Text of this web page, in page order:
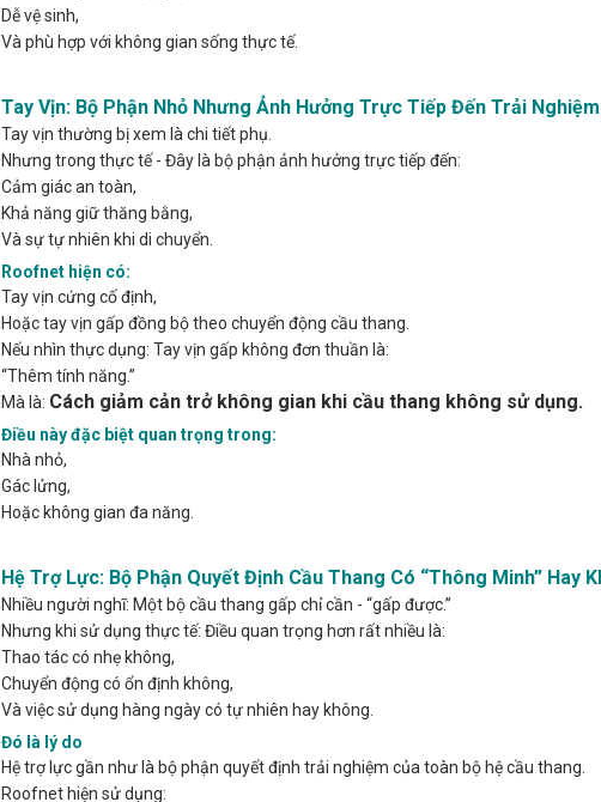
Dễ vệ sinh,
Và phù hợp với không gian sống thực tế.
Tay Vịn: Bộ Phận Nhỏ Nhưng Ảnh Hưởng Trực Tiếp Đến Trải
Tay vịn thường bị xem là chi tiết phụ.
Nhưng trong thực tế - Đây là bộ phận ảnh hưởng trực tiếp đến:
Cảm giác an toàn,
Khả năng giữ thăng bằng,
Và sự tự nhiên khi di chuyển.
Roofnet hiện có:
Tay vịn cứng cố định,
Hoặc tay vịn gấp đồng bộ theo chuyển động cầu thang.
Nếu nhìn thực dụng: Tay vịn gấp không đơn thuần là:
“Thêm tính năng.”
Mà là: Cách giảm cản trở không gian khi cầu thang không sử dụng.
Điều này đặc biệt quan trọng trong:
Nhà nhỏ,
Gác lửng,
Hoặc không gian đa năng.
Hệ Trợ Lực: Bộ Phận Quyết Định Cầu Thang Có “Thông Minh” Hay
Nhiều người nghĩ: Một bộ cầu thang gấp chỉ cần - “gấp được.”
Nhưng khi sử dụng thực tế: Điều quan trọng hơn rất nhiều là:
Thao tác có nhẹ không,
Chuyển động có ổn định không,
Và việc sử dụng hàng ngày có tự nhiên hay không.
Đó là lý do
Hệ trợ lực gần như là bộ phận quyết định trải nghiệm của toàn bộ hệ cầu thang.
Roofnet hiện sử dụng: